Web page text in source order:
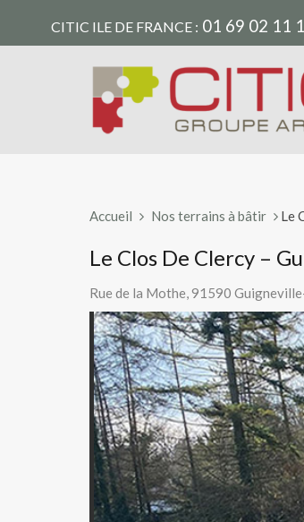
Accueil Nos terrains à bâtir Le
Le Clos De Clercy –
Rue de la Mothe, 91590
CITIC ILE DE FRANCE : 01 69 02 11